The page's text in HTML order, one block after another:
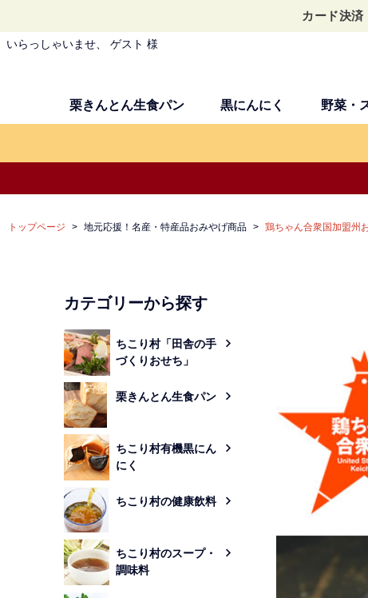
カード決済
いらっしゃいませ、 ゲスト 様
栗きんとん生食パン 黒にんにく 野菜・
トップページ 地元応援！名産・特産品おみやげ商品 鶏ちゃん合衆国加盟州
カテゴリーから探す
ちこり村「田舎の手
づくりおせち」
栗きんとん生食パン
ちこり村有機黒にん
にく
ちこり村の健康飲料
ちこり村のスープ・
調味料